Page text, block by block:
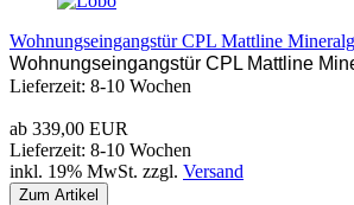
Wohnungseingangstür CPL Mattline
Wohnungseingangstür CPL Mattline
Lieferzeit: 8-10 Wochen
ab 339,00 EUR
Lieferzeit: 8-10 Wochen
inkl. 19% MwSt. zzgl. Versand
Zum Artikel